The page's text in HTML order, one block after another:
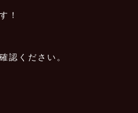
！
認ください。